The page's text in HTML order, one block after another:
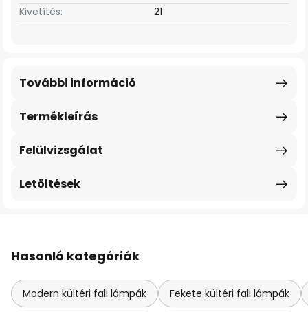
Kivetítés: 21
Termékleírás
További információ
Felülvizsgálat
Letöltések
Hasonló kategóriák
Modern kültéri fali lámpák Fekete kültéri fali lámpák